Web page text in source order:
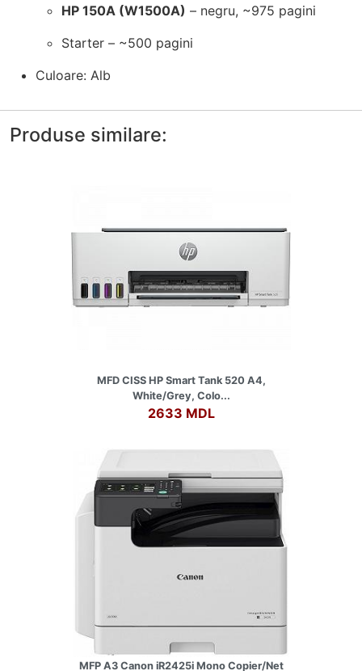
HP 150A (W1500A) – negru, ~975 pagini
Starter – ~500 pagini
Culoare: Alb
Produse similare:
MFD CISS HP Smart Tank 520 A4,
White/Grey, Colo...
2633 MDL
MFP A3 Canon iR2425i Mono Copier/Net